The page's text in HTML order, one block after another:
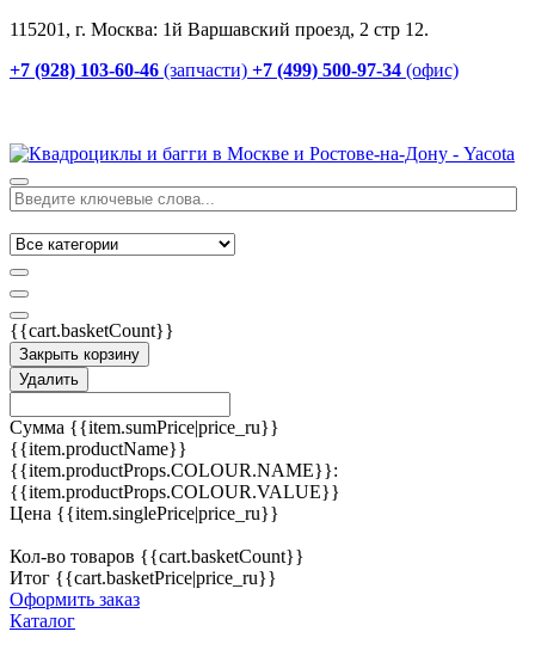
115201, г. Москва: 1й Варшавский проезд, 2 стр 12.
+7 (928) 103-60-46 (запчасти) +7 (499) 500-97-34 (офис)
{{cart.basketCount}}
Закрыть корзину
Удалить
Сумма {{item.sumPrice|price_ru}}
{{item.productName}}
{{item.productProps.COLOUR.NAME}}:
{{item.productProps.COLOUR.VALUE}}
Цена {{item.singlePrice|price_ru}}
Кол-во товаров {{cart.basketCount}}
Итог {{cart.basketPrice|price_ru}}
Оформить заказ
Каталог